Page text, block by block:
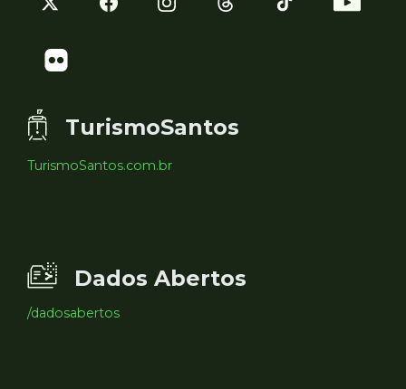
TurismoSantos
TurismoSantos.com.br
Dados Abertos
/dadosabertos